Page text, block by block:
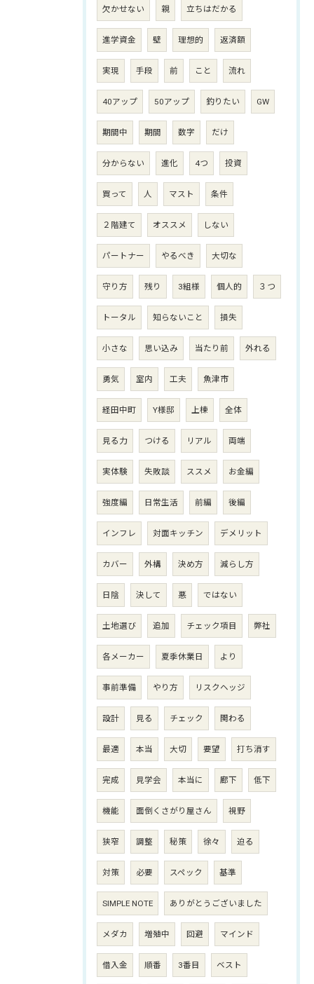
欠かせない 親 立ちはだかる
進学資金 壁 理想的 返済額
実現 手段 前 こと 流れ
40アップ 50アップ 釣りたい GW
期間中 期間 数字 だけ
分からない 進化 4つ 投資
買って 人 マスト 条件
２階建て オススメ しない
パートナー やるべき 大切な
守り方 残り 3組様 個人的 ３つ
トータル 知らないこと 損失
小さな 思い込み 当たり前 外れる
勇気 室内 工夫 魚津市
経田中町 Y様邸 上棟 全体
見る力 つける リアル 両端
実体験 失敗談 ススメ お金編
強度編 日常生活 前編 後編
インフレ 対面キッチン デメリット
カバー 外構 決め方 減らし方
日陰 決して 悪 ではない
土地選び 追加 チェック項目 弊社
各メーカー 夏季休業日 より
事前準備 やり方 リスクヘッジ
設計 見る チェック 関わる
最適 本当 大切 要望 打ち消す
完成 見学会 本当に 廊下 低下
機能 面倒くさがり屋さん 視野
狭窄 調整 秘策 徐々 迫る
対策 必要 スペック 基準
SIMPLE NOTE ありがとうございました
メダカ 増殖中 回避 マインド
借入金 順番 3番目 ベスト